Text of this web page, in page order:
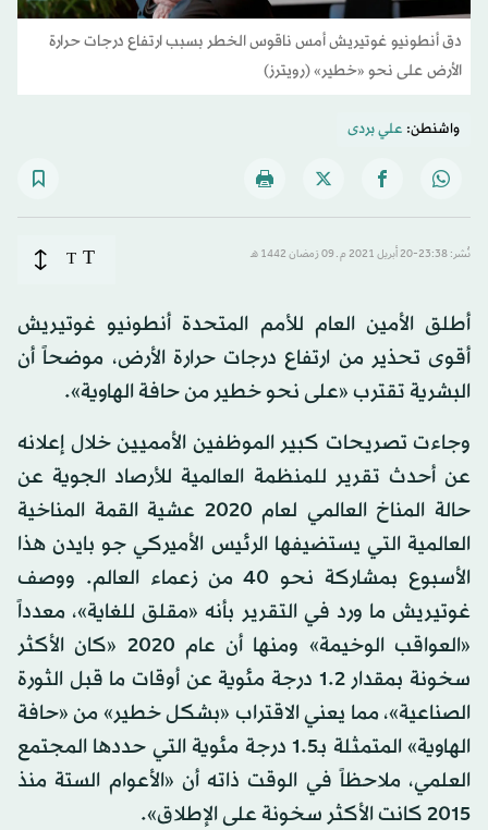
دق أنطونيو غوتيريش أمس ناقوس الخطر بسبب ارتفاع درجات حرارة
الأرض على نحو «خطير» (رويترز)
واشنطن: علي بردى
نُشر: 23:38-20 أبريل 2021 م ـ 09 رَمضان 1442 هـ T
T
أطلق الأمين العام للأمم المتحدة أنطونيو غوتيريش
أقوى تحذير من ارتفاع درجات حرارة الأرض، موضحاً أن
البشرية تقترب «على نحو خطير من حافة الهاوية».
وجاءت تصريحات كبير الموظفين الأمميين خلال إعلانه
عن أحدث تقرير للمنظمة العالمية للأرصاد الجوية عن
حالة المناخ العالمي لعام 2020 عشية القمة المناخية
العالمية التي يستضيفها الرئيس الأميركي جو بايدن هذا
الأسبوع بمشاركة نحو 40 من زعماء العالم. ووصف
غوتيريش ما ورد في التقرير بأنه «مقلق للغاية»، معدداً
«العواقب الوخيمة» ومنها أن عام 2020 «كان الأكثر
سخونة بمقدار 1.2 درجة مئوية عن أوقات ما قبل الثورة
الصناعية»، مما يعني الاقتراب «بشكل خطير» من «حافة
الهاوية» المتمثلة بـ1.5 درجة مئوية التي حددها المجتمع
العلمي، ملاحظاً في الوقت ذاته أن «الأعوام الستة منذ
2015 كانت الأكثر سخونة على الإطلاق».